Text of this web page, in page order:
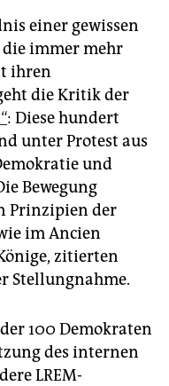
einer gewissen
die immer mehr
ihren
die Kritik der
: Diese hundert
unter Protest aus
und
Bewegung
Prinzipien der
im Ancien
zitierten
Stellungnahme.
100 Demokraten
des internen
LREM-